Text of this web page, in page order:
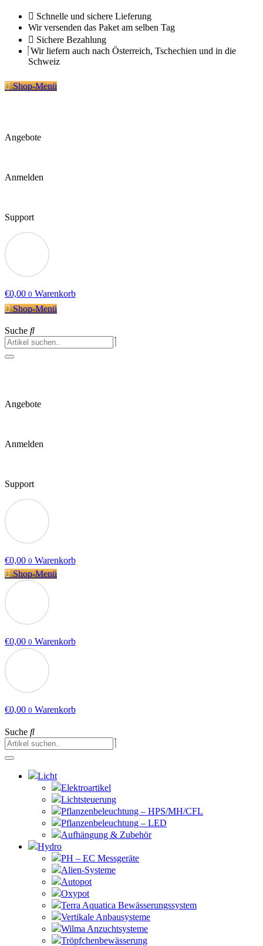
Zum
Inhalt
springen
Schnelle und sichere Lieferung
Wir versenden das Paket am selben Tag
Sichere Bezahlung
Wir liefern auch nach Österreich, Tschechien und in die
Schweiz
Shop-Menü
Angebote
Anmelden
Support
€0,00 0 Warenkorb
Shop-Menü
Suche
Angebote
Anmelden
Support
€0,00 0 Warenkorb
Shop-Menü
€0,00 0 Warenkorb
€0,00 0 Warenkorb
Suche
Licht
Elektroartikel
Lichtsteuerung
Pflanzenbeleuchtung – HPS/MH/CFL
Pflanzenbeleuchtung – LED
Aufhängung & Zubehör
Hydro
PH – EC Messgeräte
Alien-Systeme
Autopot
Oxypot
Terra Aquatica Bewässerungssystem
Vertikale Anbausysteme
Wilma Anzuchtsysteme
Tröpfchenbewässerung